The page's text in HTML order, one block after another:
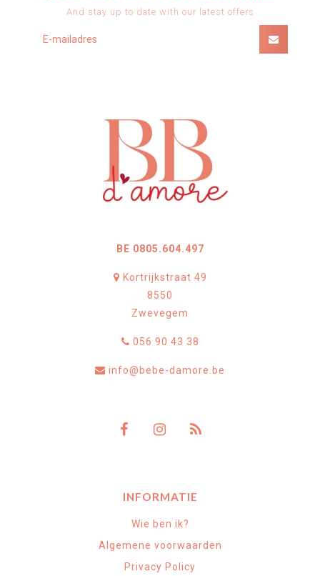
And stay up to date with our latest offers
BE 0805.604.497
Kortrijkstraat 49
8550
Zwevegem
056 90 43 38
info@bebe-damore.be
INFORMATIE
Wie ben ik?
Algemene voorwaarden
Privacy Policy